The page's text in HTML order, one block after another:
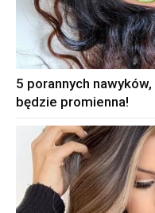
5 porannych
będzie promienna!